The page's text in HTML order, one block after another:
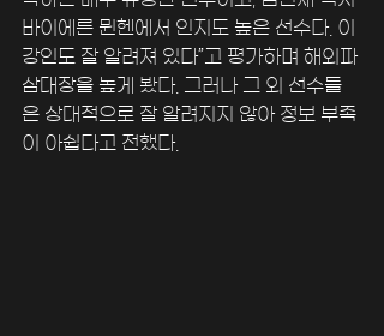
바이에른 뮌헨에서 인지도 높은 선수다. 이
강인도 잘 알려져 있다”고 평가하며 해외파
삼대장을 높게 봤다. 그러나 그 외 선수들
은 상대적으로 잘 알려지지 않아 정보 부족
이 아쉽다고 전했다.